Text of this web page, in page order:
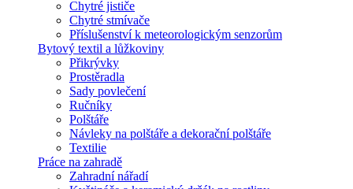
Chytré jističe
Chytré stmívače
Příslušenství k meteorologickým senzorům
Bytový textil a lůžkoviny
Přikrývky
Prostěradla
Sady povlečení
Ručníky
Polštáře
Návleky na polštáře a dekorační polštáře
Textilie
Práce na zahradě
Zahradní nářadí